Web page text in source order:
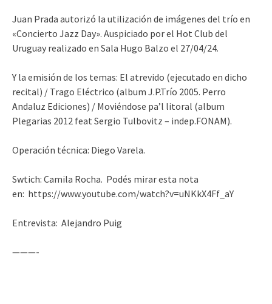
Juan Prada autorizó la utilización de imágenes del trío en
«Concierto Jazz Day». Auspiciado por el Hot Club del
Uruguay realizado en Sala Hugo Balzo el 27/04/24.
Y la emisión de los temas: El atrevido (ejecutado en dicho
recital) / Trago Eléctrico (album J.P.Trío 2005. Perro
Andaluz Ediciones) / Moviéndose pa’l litoral (album
Plegarias 2012 feat Sergio Tulbovitz – indep.FONAM).
Operación técnica: Diego Varela.
Swtich: Camila Rocha. Podés mirar esta nota
en: https://www.youtube.com/watch?v=uNKkX4Ff_aY
Entrevista: Alejandro Puig
———-